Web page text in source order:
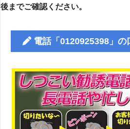
後までご確認ください。
電話「0120925398」の